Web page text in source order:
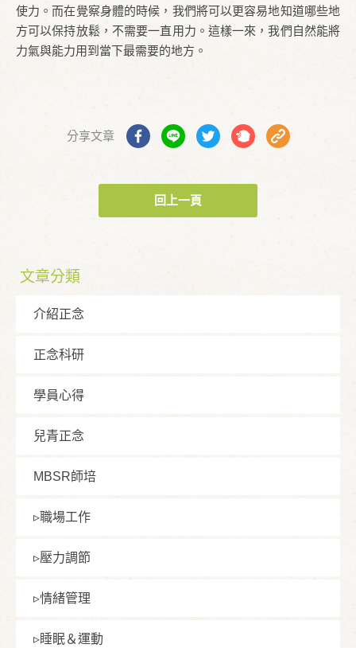
使力。而在覺察身體的時候，我們將可以更容易地知道哪些地
方可以保持放鬆，不需要一直用力。這樣一來，我們自然能將
力氣與能力用到當下最需要的地方。
分享文章
回上一頁
文章分類
介紹正念
正念科研
學員⼼得
兒青正念
MBSR師培
▹職場⼯作
▹壓⼒調節
▹情緒管理
▹睡眠＆運動